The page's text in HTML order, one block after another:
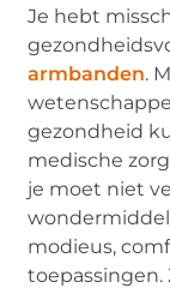
Je hebt
armbanden.
gezondheid
medische
je moet niet
modieus,